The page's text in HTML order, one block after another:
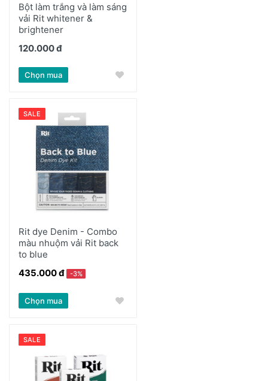
Bột làm trắng và làm sáng
vải Rit whitener &
brightener
120.000 đ
Chọn mua
SALE
Rit dye Denim - Combo
màu nhuộm vải Rit back
to blue
435.000 đ
-3%
Chọn mua
SALE